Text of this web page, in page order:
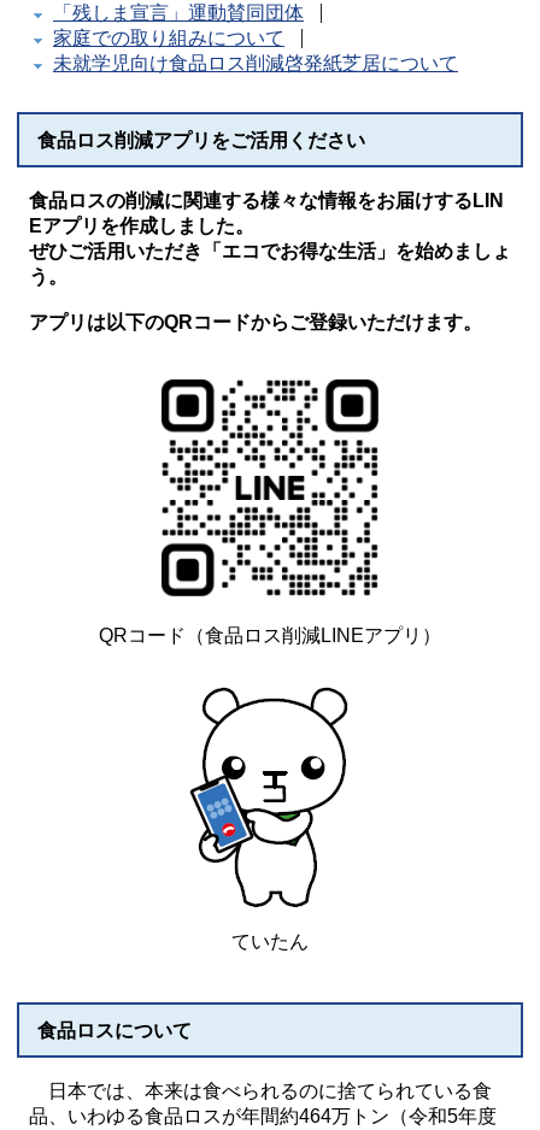
「残しま宣言」運動賛同団体
家庭での取り組みについて
未就学児向け食品ロス削減啓発紙芝居について
食品ロス削減アプリをご活用ください
食品ロスの削減に関連する様々な情報をお届けするLIN
Eアプリを作成しました。
ぜひご活用いただき「エコでお得な生活」を始めましょ
う。
アプリは以下のQRコードからご登録いただけます。
QRコード（食品ロス削減LINEアプリ）
ていたん
食品ロスについて
日本では、本来は食べられるのに捨てられている食
品、いわゆる食品ロスが年間約464万トン（令和5年度